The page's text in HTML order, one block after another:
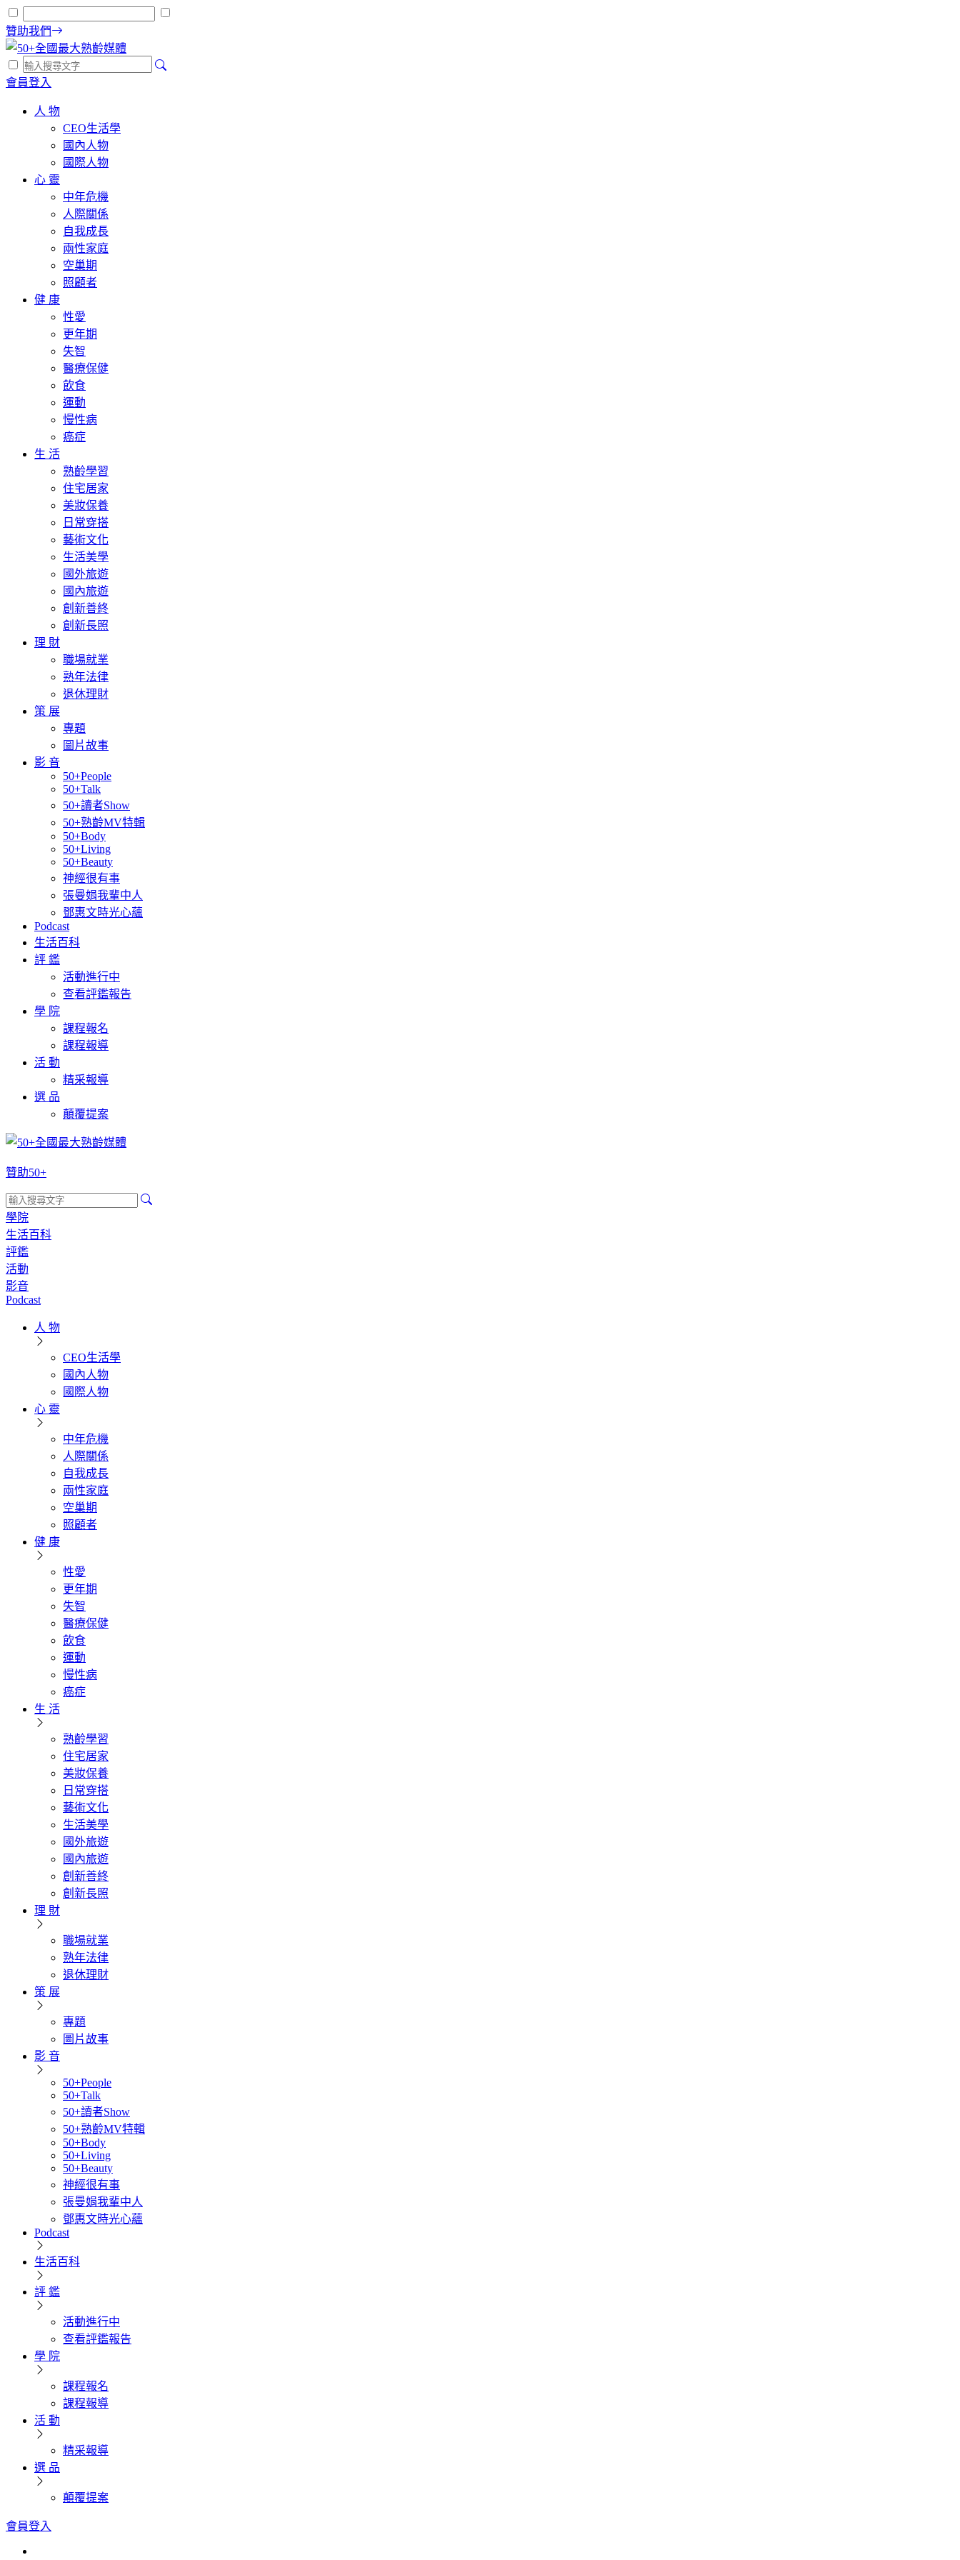
贊助我們
會員登入
人 物
CEO生活學
國內人物
國際人物
心 靈
中年危機
人際關係
自我成長
兩性家庭
空巢期
照顧者
健 康
性愛
更年期
失智
醫療保健
飲食
運動
慢性病
癌症
生 活
熟齡學習
住宅居家
美妝保養
日常穿搭
藝術文化
生活美學
國外旅遊
國內旅遊
創新善終
創新長照
理 財
職場就業
熟年法律
退休理財
策 展
專題
圖片故事
影 音
50+People
50+Talk
50+讀者Show
50+熟齡MV特輯
50+Body
50+Living
50+Beauty
神經很有事
張曼娟我輩中人
鄧惠文時光心蘊
Podcast
生活百科
評 鑑
活動進行中
查看評鑑報告
學 院
課程報名
課程報導
活 動
精采報導
選 品
顛覆提案
贊助50+
學院
生活百科
評鑑
活動
影音
Podcast
人 物
CEO生活學
國內人物
國際人物
心 靈
中年危機
人際關係
自我成長
兩性家庭
空巢期
照顧者
健 康
性愛
更年期
失智
醫療保健
飲食
運動
慢性病
癌症
生 活
熟齡學習
住宅居家
美妝保養
日常穿搭
藝術文化
生活美學
國外旅遊
國內旅遊
創新善終
創新長照
理 財
職場就業
熟年法律
退休理財
策 展
專題
圖片故事
影 音
50+People
50+Talk
50+讀者Show
50+熟齡MV特輯
50+Body
50+Living
50+Beauty
神經很有事
張曼娟我輩中人
鄧惠文時光心蘊
Podcast
生活百科
評 鑑
活動進行中
查看評鑑報告
學 院
課程報名
課程報導
活 動
精采報導
選 品
顛覆提案
會員登入